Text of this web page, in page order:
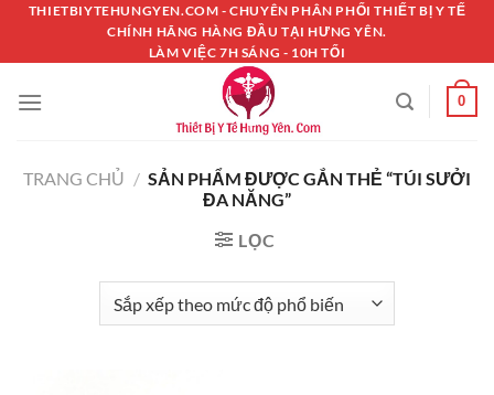
Chuyển
nội
dung
THIETBIYTEHUNGYEN.COM - CHUYÊN PHÂN PHỐI THIẾT BỊ Y TẾ
CHÍNH HÃNG HÀNG ĐẦU TẠI HƯNG YÊN.
LÀM VIỆC 7H SÁNG - 10H TỐI
0
TRANG CHỦ / SẢN PHẨM ĐƯỢC GẮN THẺ “TÚI SƯỞI
ĐA NĂNG”
LỌC